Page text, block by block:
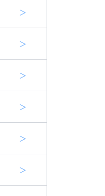
＞
＞
＞
＞
＞
＞